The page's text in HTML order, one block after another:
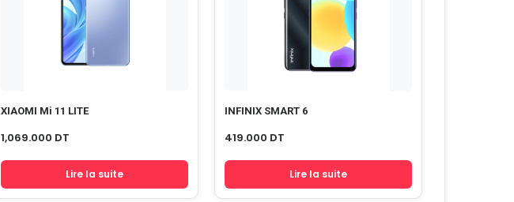
XIAOMI Mi 11 LITE
1,069.000 DT
Lire la suite
INFINIX SMART 6
419.000 DT
Lire la suite